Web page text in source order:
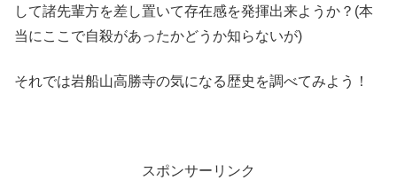
して諸先輩方を差し置いて存在感を発揮出来ようか？(本
当にここで自殺があったかどうか知らないが)
それでは岩船山高勝寺の気になる歴史を調べてみよう！
スポンサーリンク